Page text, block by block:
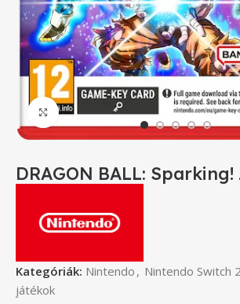
Click to enlarge
DRAGON BALL: Sparking!
Kategóriák: Nintendo , Nintendo Switch 2
játékok